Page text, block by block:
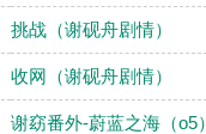
挑战（谢砚舟剧情）
收网（谢砚舟剧情）
谢窈番外-蔚蓝之海（o5